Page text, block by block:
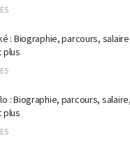
: Biographie, parcours,
plus
: Biographie, parcours, salaire,
plus